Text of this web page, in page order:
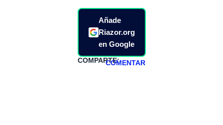
Añade
Riazor.org
en Google
COMPARTE:COMENTAR